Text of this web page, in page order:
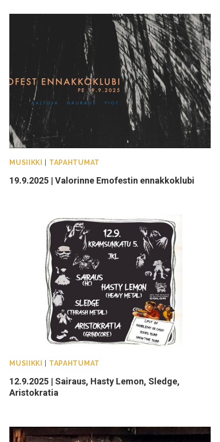
MUSIIKKI TAPAHTUMAT
19.9.2025 | Valorinne Emofestin ennakkoklubi
MUSIIKKI TAPAHTUMAT
12.9.2025 | Sairaus, Hasty Lemon, Sledge,
Aristokratia